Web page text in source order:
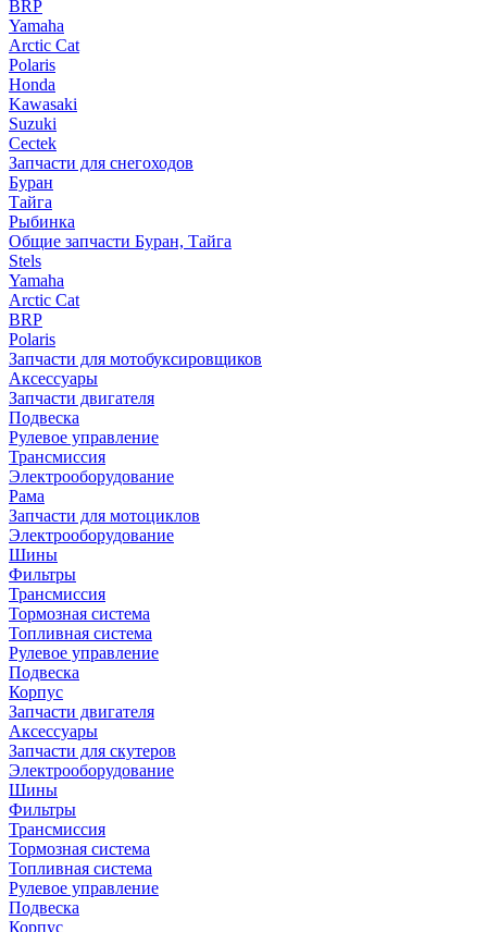
BRP
Yamaha
Arctic Cat
Polaris
Honda
Kawasaki
Suzuki
Cectek
Запчасти для снегоходов
Буран
Тайга
Рыбинка
Общие запчасти Буран, Тайга
Stels
Yamaha
Arctic Cat
BRP
Polaris
Запчасти для мотобуксировщиков
Аксессуары
Запчасти двигателя
Подвеска
Рулевое управление
Трансмиссия
Электрооборудование
Рама
Запчасти для мотоциклов
Электрооборудование
Шины
Фильтры
Трансмиссия
Тормозная система
Топливная система
Рулевое управление
Подвеска
Корпус
Запчасти двигателя
Аксессуары
Запчасти для скутеров
Электрооборудование
Шины
Фильтры
Трансмиссия
Тормозная система
Топливная система
Рулевое управление
Подвеска
Корпус